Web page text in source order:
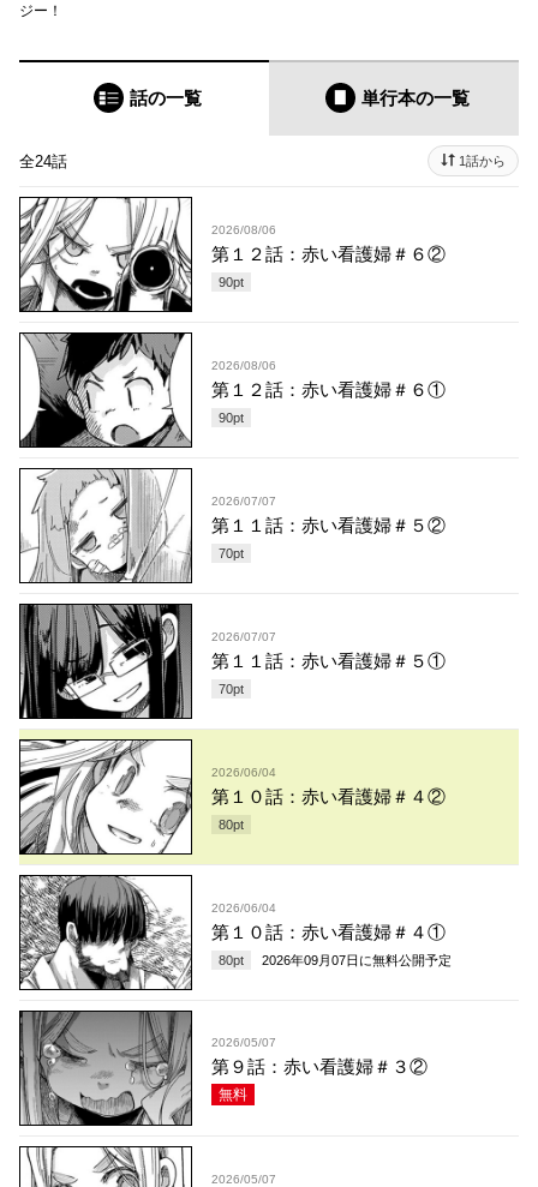
ジー！
話の一覧 単行本の一覧
全24話 1話から
2026/08/06
第１２話：赤い看護婦＃６②
90pt
2026/08/06
第１２話：赤い看護婦＃６①
90pt
2026/07/07
第１１話：赤い看護婦＃５②
70pt
2026/07/07
第１１話：赤い看護婦＃５①
70pt
2026/06/04
第１０話：赤い看護婦＃４②
80pt
2026/06/04
第１０話：赤い看護婦＃４①
80pt 2026年09月07日 に無料公開予定
2026/05/07
第９話：赤い看護婦＃３②
無料
2026/05/07